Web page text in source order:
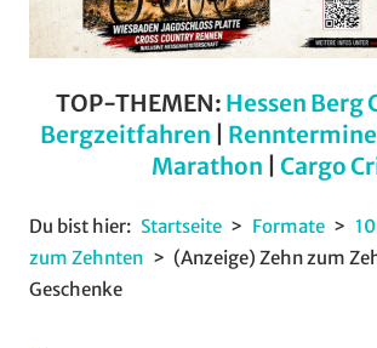
TOP-THEMEN: Hessen Berg
Bergzeitfahren
Renntermine
Marathon
Cargo
Du bist hier: Startseite Formate
zum Zehnten
(Anzeige) Zehn zum
Geschenke